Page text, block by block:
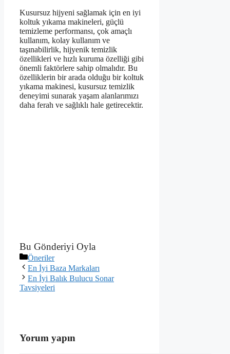
Kusursuz hijyeni sağlamak için en iyi
koltuk yıkama makineleri, güçlü
temizleme performansı, çok amaçlı
kullanım, kolay kullanım ve
taşınabilirlik, hijyenik temizlik
özellikleri ve hızlı kuruma özelliği gibi
önemli faktörlere sahip olmalıdır. Bu
özelliklerin bir arada olduğu bir koltuk
yıkama makinesi, kusursuz temizlik
deneyimi sunarak yaşam alanlarımızı
daha ferah ve sağlıklı hale getirecektir.
Bu Gönderiyi Oyla
Kategoriler
Öneriler
En İyi Baza Markaları
En İyi Balık Bulucu Sonar
Tavsiyeleri
Yorum yapın